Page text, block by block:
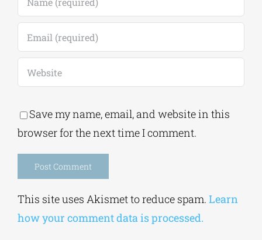
Save my name, email, and website in this
browser for the next time I comment.
This site uses Akismet to reduce spam. Learn
how your comment data is processed.